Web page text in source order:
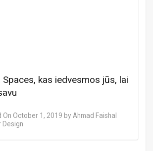
kas iedvesmos jūs, lai
On October 1, 2019 by Ahmad Faishal
Design